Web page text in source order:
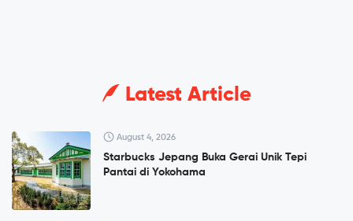
Latest Article
August 4, 2026
Starbucks Jepang Buka Gerai Unik Tepi
Pantai di Yokohama